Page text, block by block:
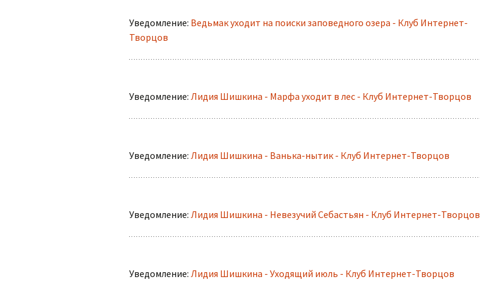
Уведомление: Ведьмак уходит на поиски заповедного озера - Клуб Интернет-
Творцов
Уведомление: Лидия Шишкина - Марфа уходит в лес - Клуб Интернет-Творцов
Уведомление: Лидия Шишкина - Ванька-нытик - Клуб Интернет-Творцов
Уведомление: Лидия Шишкина - Невезучий Себастьян - Клуб Интернет-Творцов
Уведомление: Лидия Шишкина - Уходящий июль - Клуб Интернет-Творцов